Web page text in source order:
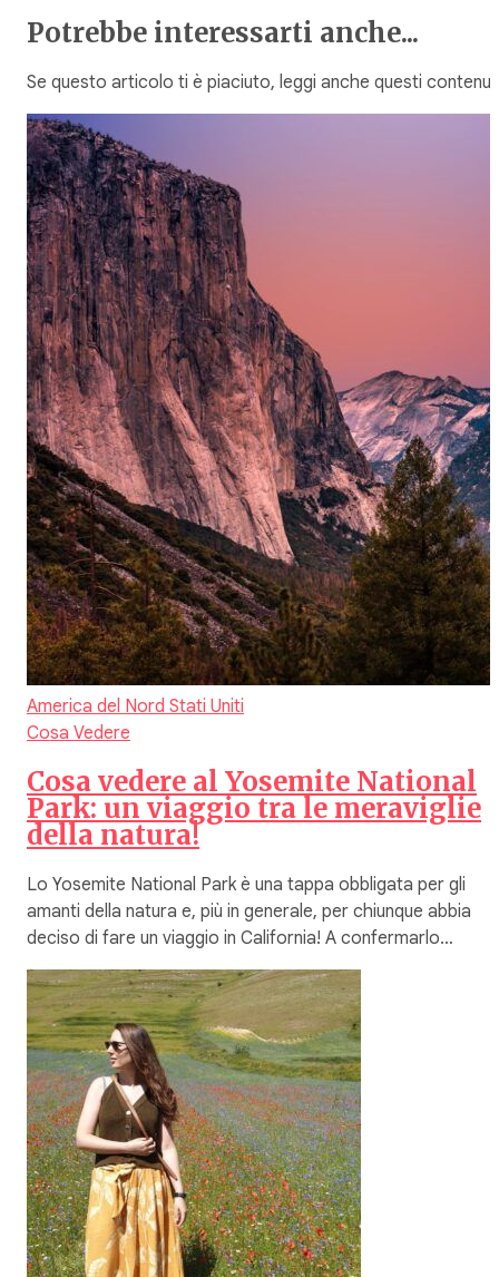
Potrebbe interessarti anche...
Se questo articolo ti è piaciuto, leggi anche questi
America del Nord Stati Uniti
Cosa Vedere
Cosa vedere al Yosemite National
Park: un viaggio tra le meraviglie
della natura!
Lo Yosemite National Park è una tappa obbligata per gli
amanti della natura e, più in generale, per chiunque abbia
deciso di fare un viaggio in California! A confermarlo…